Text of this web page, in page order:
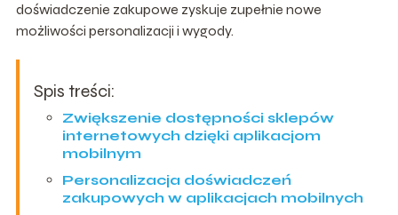
doświadczenie zakupowe zyskuje zupełnie nowe
możliwości personalizacji i wygody.
Spis treści:
Zwiększenie dostępności sklepów
internetowych dzięki aplikacjom
mobilnym
Personalizacja doświadczeń
zakupowych w aplikacjach mobilnych